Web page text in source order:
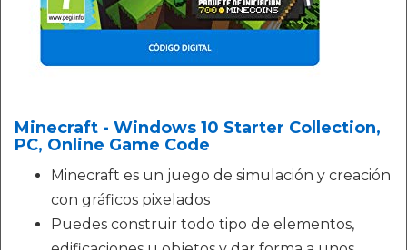
Minecraft - Windows 10 Starter Collection,
PC, Online Game Code
Minecraft es un juego de simulación y creación
con gráficos pixelados
Puedes construir todo tipo de elementos,